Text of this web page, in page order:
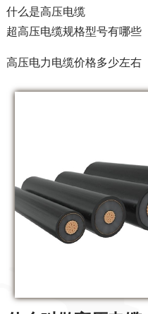
什么是高压电缆
超高压电缆规格型号有哪些
高压电力电缆价格多少左右